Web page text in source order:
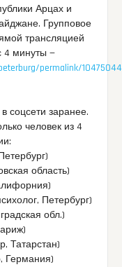
Арцах и
Групповое
трансляцией
4 минуты —
permalink/
соцсети заранее.
человек из 4
область)
Петербург)
обл.)
Татарстан)
Германия)